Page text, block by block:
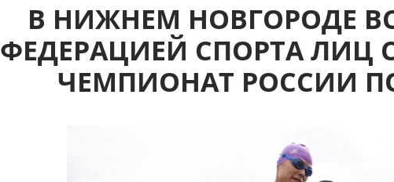
В НИЖНЕМ НОВГОРОДЕ
ФЕДЕРАЦИЕЙ СПОРТА ЛИЦ
ЧЕМПИОНАТ РОССИИ